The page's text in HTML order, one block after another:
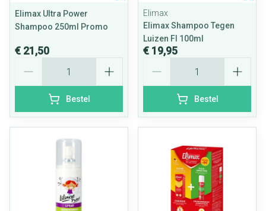
Elimax Ultra Power
Shampoo 250ml Promo
€ 21,50
Bestel
Elimax
Elimax Shampoo Tegen
Luizen Fl 100ml
€ 19,95
Bestel